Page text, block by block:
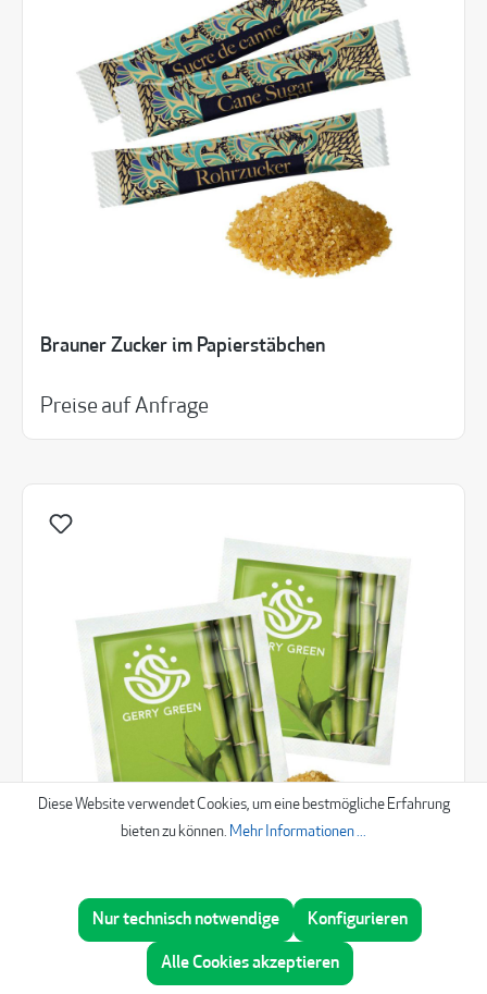
Brauner Zucker im Papierstäbchen
Preise auf Anfrage
Brauner Zucker im PapiertütchenBeratung
Diese Website verwendet Cookies, um eine bestmögliche Erfahrung
bieten zu können. Mehr Informationen ...
Nur technisch notwendige Konfigurieren
Alle Cookies akzeptieren